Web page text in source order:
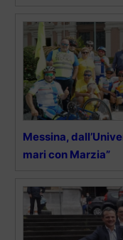
Messina,
mari con Marzia”